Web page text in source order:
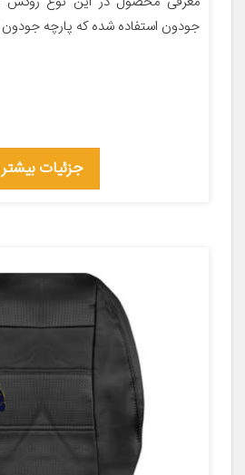
جودون استفاده شده که پارچه
جزئیات بیشتر